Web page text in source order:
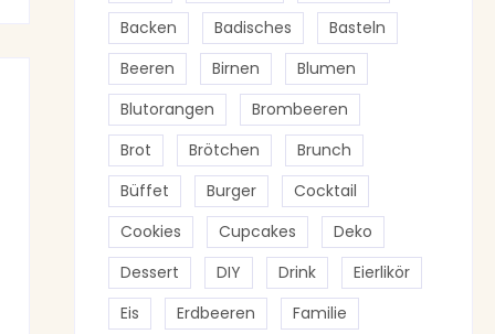
Backen
Badisches
Basteln
Beeren
Birnen
Blumen
Blutorangen
Brombeeren
Brot
Brötchen
Brunch
Büffet
Burger
Cocktail
Cookies
Cupcakes
Deko
Dessert
DIY Drink
Eierlikör
Eis
Erdbeeren Familie